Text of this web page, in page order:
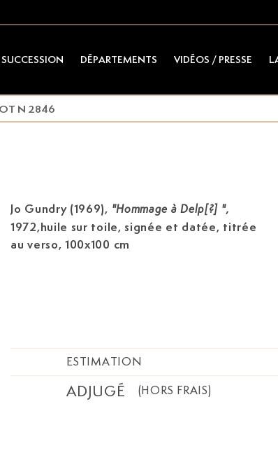
DÉPARTEMENTS VIDÉOS / PRESSE
N 2846
Jo Gundry (1969), "Hommage à Delp[?] ",
1972,huile sur toile, signée et datée, titrée
au verso, 100x100 cm
ESTIMATION
ADJUGÉ (HORS FRAIS)